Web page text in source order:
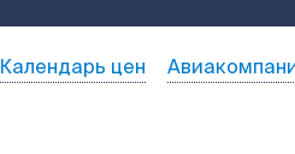
Календарь цен